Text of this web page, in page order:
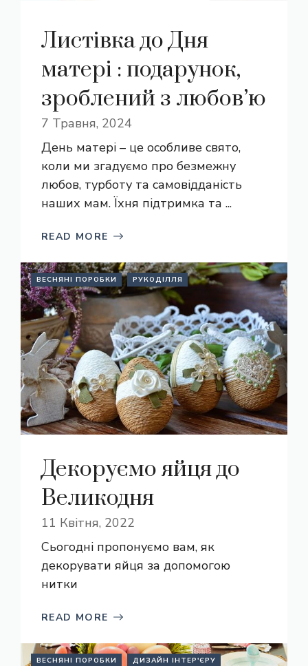
Листівка до Дня
матері : подарунок,
зроблений з любов’ю
7 Травня, 2024
День матері – це особливе свято,
коли ми згадуємо про безмежну
любов, турботу та самовідданість
наших мам. Їхня підтримка та ...
READ MORE
ВЕСНЯНІ ПОРОБКИ РУКОДІЛЛЯ
Декоруємо яйця до
Великодня
11 Квітня, 2022
Сьогодні пропонуємо вам, як
декорувати яйця за допомогою
нитки
READ MORE
ВЕСНЯНІ ПОРОБКИ ДИЗАЙН ІНТЕР'ЄРУ